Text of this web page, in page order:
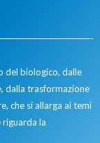
del biologico, dalle
dalla trasformazione
che si allarga ai temi
la